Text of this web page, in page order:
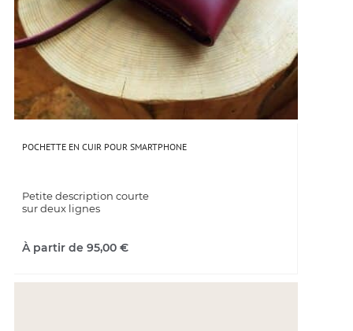
POCHETTE EN CUIR POUR SMARTPHONE
Petite description courte
sur deux lignes
À partir de 95,00 €